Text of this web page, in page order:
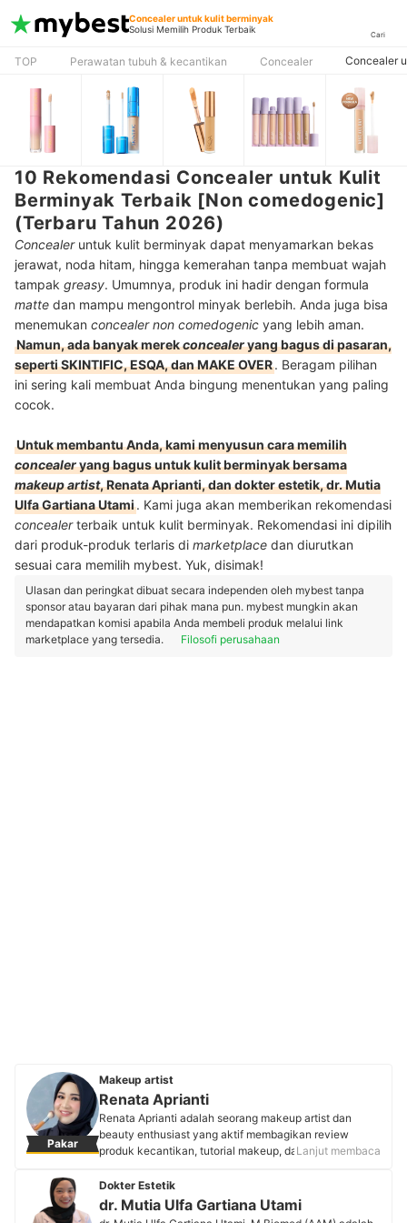
Concealer untuk kulit berminyak
Solusi Memilih Produk Terbaik
Cari
TOP Perawatan tubuh & kecantikan Concealer Concealer
10 Rekomendasi Concealer untuk Kulit
Berminyak Terbaik [Non comedogenic]
(Terbaru Tahun 2026)
Concealer untuk kulit berminyak dapat menyamarkan bekas
jerawat, noda hitam, hingga kemerahan tanpa membuat wajah
tampak greasy. Umumnya, produk ini hadir dengan formula
matte dan mampu mengontrol minyak berlebih. Anda juga bisa
menemukan concealer non comedogenic yang lebih aman.
Namun, ada banyak merekconcealeryang bagus di pasaran,
seperti SKINTIFIC, ESQA, dan MAKE OVER. Beragam pilihan
ini sering kali membuat Anda bingung menentukan yang paling
cocok.
Untuk membantu Anda, kami menyusun cara memilih
concealeryang bagus untuk kulit berminyak bersama
makeup artist, Renata Aprianti, dan dokter estetik, dr. Mutia
Ulfa Gartiana Utami. Kami juga akan memberikan rekomendasi
concealerterbaik untuk kulit berminyak. Rekomendasi ini dipilih
dari produk-produk terlaris di marketplace dan diurutkan
sesuai cara memilih mybest. Yuk, disimak!
Ulasan dan peringkat dibuat secara independen oleh mybest tanpa
sponsor atau bayaran dari pihak mana pun. mybest mungkin akan
mendapatkan komisi apabila Anda membeli produk melalui link
marketplace yang tersedia.
Filosofi perusahaan
Pakar
Makeup artist
Renata Aprianti
Renata Aprianti adalah seorang makeup artist dan
beauty enthusiast yang aktif membagikan review
produk kecantikan, tutorial makeup, dan skincare di
dunia kecantikan sejak 2017, Renata juga dikenal
sebagai penulis yang telah menerbitkan tiga novel
remaja dan memiliki pengalaman lebih dari sepuluh
Lanjut membaca
Dokter Estetik
dr. Mutia Ulfa Gartiana Utami